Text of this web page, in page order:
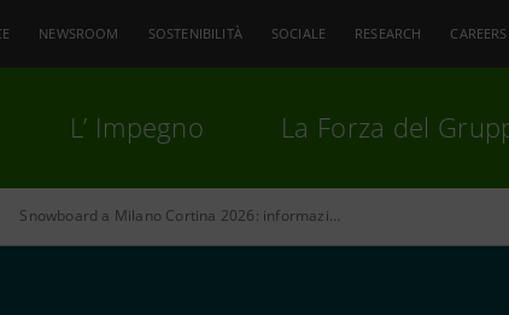
NEWSROOM SOSTENIBILITÀ SOCIALE RESEARCH CAREERS
L’ Impegno La Forza del
Snowboard a Milano Cortina 2026: informazioni utili e curiosità